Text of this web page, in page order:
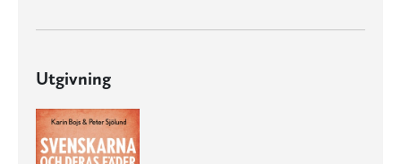
Utgivning